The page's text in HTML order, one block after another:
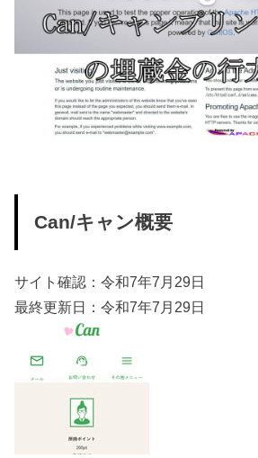
Can/キャン概要
サイト確認：令和7年7月29日
最終更新日：令和7年7月29日